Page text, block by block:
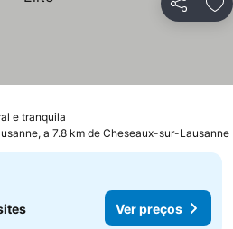
Partilhar
e tranquila
a 7.8 km de Cheseaux-sur-Lausanne
Ver preços